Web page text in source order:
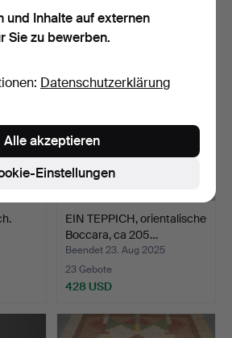
75 USD
EIN TEPPICH, orientalische
Boccara, ca 205…
Beendet 23. Aug 2025
23 Gebote
428 USD
und Inhalte auf externen
Sie zu bewerben.
Datenschutzerklärung
Einstellungen
Alle akzeptieren